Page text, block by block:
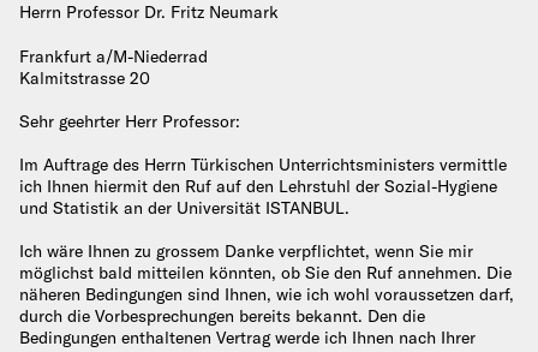
Herrn Professor Dr. Fritz Neumark
Frankfurt a/M-Niederrad
Kalmitstrasse 20
Sehr geehrter Herr Professor:
Im Auftrage des Herrn Türkischen Unterrichtsministers vermittle
ich Ihnen hiermit den Ruf auf den Lehrstuhl der Sozial-Hygiene
und Statistik an der Universität ISTANBUL.
Ich wäre Ihnen zu grossem Danke verpflichtet, wenn Sie mir
möglichst bald mitteilen könnten, ob Sie den Ruf annehmen. Die
näheren Bedingungen sind Ihnen, wie ich wohl voraussetzen darf,
durch die Vorbesprechungen bereits bekannt. Den die
Bedingungen enthaltenen Vertrag werde ich Ihnen nach Ihrer